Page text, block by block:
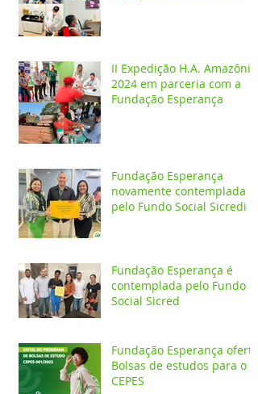
II Expedição H.A. Amazônia
2024 em parceria com a
Fundação Esperança
Fundação Esperança
novamente contemplada
pelo Fundo Social Sicredi
Fundação Esperança é
contemplada pelo Fundo
Social Sicred
Fundação Esperança oferta
Bolsas de estudos para o
CEPES